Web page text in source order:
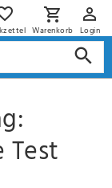
Warenkorb Login
Test